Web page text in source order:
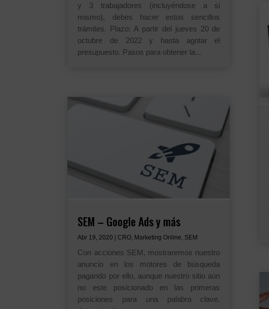
y 3 trabajadores (incluyéndose a si
mismo), debes hacer estos sencillos
trámites. Plazo: A partir del jueves 20 de
octubre de 2022 y hasta agotar el
presupuesto. Pasos para obtener la...
SEM – Google Ads y más
Abr 19, 2020 |CRO, Marketing Online, SEM
Con acciones SEM, mostraremos nuestro
anuncio en los motores de búsqueda
pagando por ello, aunque nuestro sitio aún
no este posicionado en las primeras
posiciones para una palabra clave.